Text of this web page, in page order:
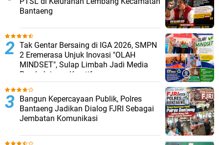
Bantaeng
Tak Gentar Bersaing di IGA 2026, SMPN
2 Eremerasa Unjuk Inovasi "OLAH
MINDSET", Sulap Limbah Jadi Media
Pembelajaran Kreatif
Bangun Kepercayaan Publik, Polres
Bantaeng Jadikan Dialog FJRI Sebagai
Jembatan Komunikasi